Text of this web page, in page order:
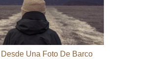
Una Foto De Barco